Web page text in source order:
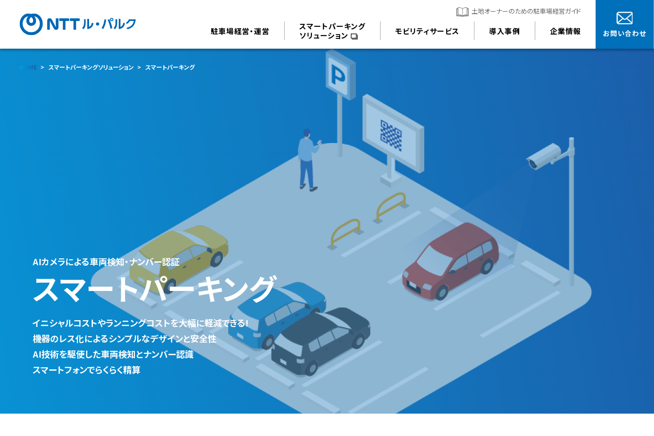
土地オーナーのための駐車場経営ガイド
駐車場経営・運営
スマートパーキング
ソリューション
モビリティサービス 導入事例 企業情報 お問い合わせ
HOME スマートパーキングソリューション スマートパーキング
AIカメラによる車両検知・ナンバー認証
スマートパーキング
イニシャルコストやランニングコストを大幅に軽減できる!
機器のレス化によるシンプルなデザインと安全性
AI技術を駆使した車両検知とナンバー認識
スマートフォンでらくらく精算